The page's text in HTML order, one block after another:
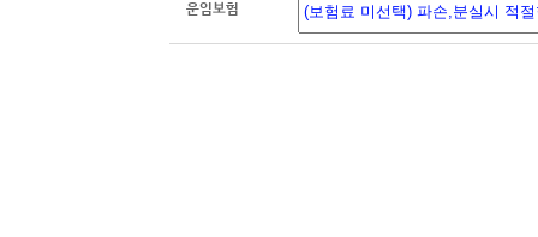
운임보험